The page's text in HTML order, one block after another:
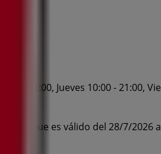
- 21:00, Jueves 10:00 - 21:00,
App que es válido del 28/7/2026